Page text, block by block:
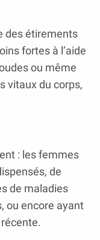
des étirements
fortes à l’aide
ou même
vitaux du corps,
: les femmes
de
de maladies
ou encore ayant